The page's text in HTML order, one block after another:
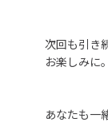
次回も引き
お楽しみに。
あなたも一